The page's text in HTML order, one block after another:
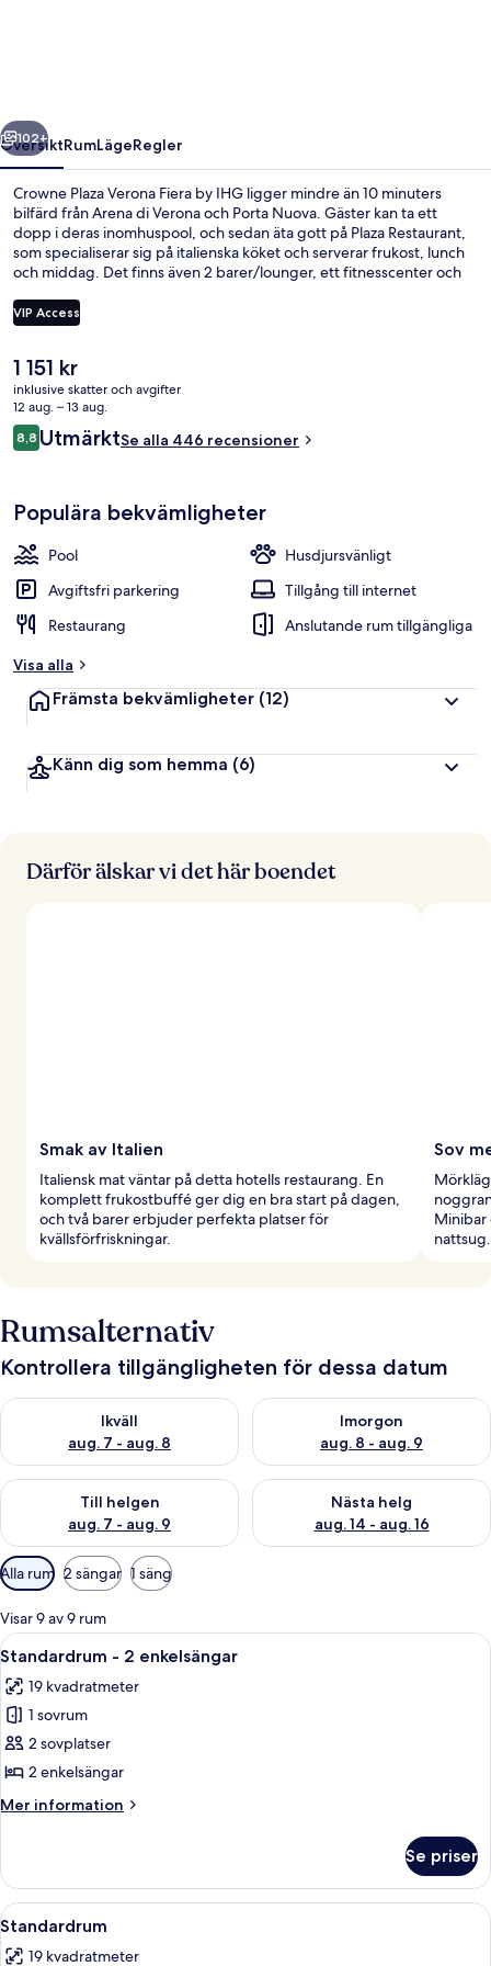
Nästa
102+
ÖversiktRumLägeRegler
Crowne Plaza Verona Fiera by IHG ligger mindre än 10 minuters
bilfärd från Arena di Verona och Porta Nuova. Gäster kan ta ett
dopp i deras inomhuspool, och sedan äta gott på Plaza Restaurant,
som specialiserar sig på italienska köket och serverar frukost, lunch
och middag. Det finns även 2 barer/lounger, ett fitnesscenter och
VIP Access
Det
nuvarande
priset
är
1 151 kr
1 151 kr
inklusive skatter och avgifter
12 aug. – 13 aug.
Recensioner
8,88,8 av 10,
UtmärktSe alla 446 recensioner
Populära bekvämligheter
Pool
Husdjursvänligt
Avgiftsfri parkering
Tillgång till internet
Restaurang
Anslutande rum tillgängliga
Visa alla
Främsta bekvämligheter (12)
Känn dig som hemma (6)
Därför älskar vi det här boendet
Smak av Italien
Italiensk mat väntar på detta hotells restaurang. En
komplett frukostbuffé ger dig en bra start på dagen,
och två barer erbjuder perfekta platser för
kvällsförfriskningar.
Sov
Minibar
nattsug.
Rumsalternativ
Kontrollera tillgängligheten för dessa datum
Ikväll
aug. 7 - aug. 8
Kontrollera tillgängligheten för ikväll aug. 7 - aug. 8
Imorgon
aug. 8 - aug. 9
Kontrollera tillgängligheten
Till helgen
aug. 7 - aug. 9
Kontrollera tillgängligheten för den här helgen aug. 7 - aug. 9
Nästa helg
aug. 14 - aug. 16
Kontrollera tillgängligheten
Tillgängliga
filter
för
rum
Alla rum 2 sängar 1 säng
Visar 9 av 9 rum
Öppna
alla
foton
för
Standardrum
-
2
enkelsängar
Ett hotellrum med två sängar, vita
5
Standardrum - 2 enkelsängar
19 kvadratmeter
1 sovrum
2 sovplatser
2 enkelsängar
Mer information
Mer
-
enkelsängar
Se priser
Öppna
alla
En snyggt bäddad säng med vita
5
Standardrum
19 kvadratmeter